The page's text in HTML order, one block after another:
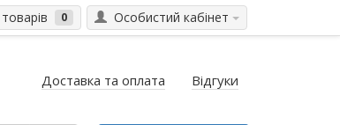
0 Особистий кабінет
Доставка та оплата Відгуки